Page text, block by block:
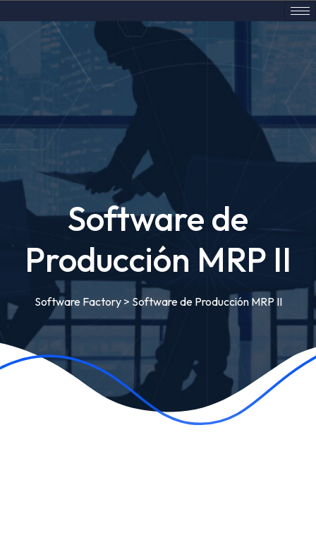
Software de
Producción MRP II
Software Factory> Software de Producción MRP II